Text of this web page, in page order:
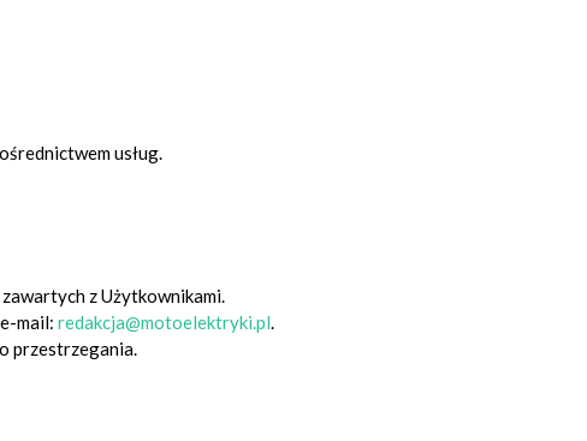
usług.
z Użytkownikami.
mail: redakcja@motoelektryki.pl.
przestrzegania.